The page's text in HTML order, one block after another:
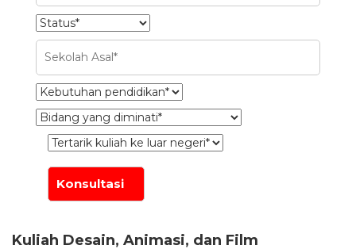
Kuliah Desain, Animasi, dan Film